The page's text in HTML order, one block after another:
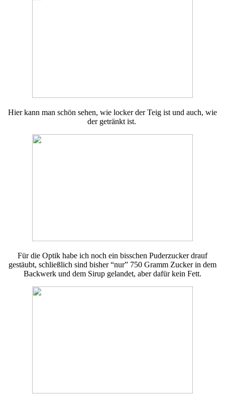
Hier kann man schön sehen, wie locker der Teig ist und auch, wie
der getränkt ist.
Für die Optik habe ich noch ein bisschen Puderzucker drauf
gestäubt, schließlich sind bisher “nur” 750 Gramm Zucker in dem
Backwerk und dem Sirup gelandet, aber dafür kein Fett.